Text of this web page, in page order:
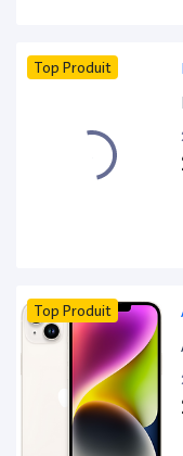
Top Produit
Top Produit